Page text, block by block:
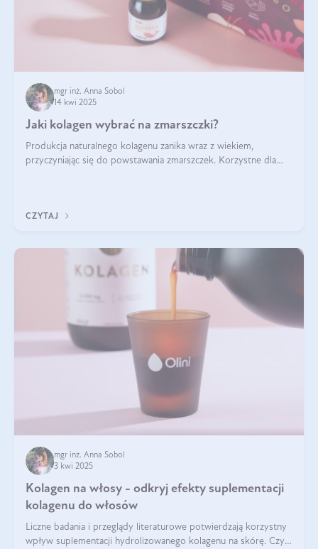
mgr inż. Anna Sobol
14 kwi 2025
Jaki kolagen wybrać na zmarszczki?
Produkcja naturalnego kolagenu zanika wraz z wiekiem,
przyczyniając się do powstawania zmarszczek. Korzystne dla
CZYTAJ
mgr inż. Anna Sobol
3 kwi 2025
Kolagen na włosy - odkryj efekty suplementacji
kolagenu do włosów
Liczne badania i przeglądy literaturowe potwierdzają korzystny
wpływ suplementacji hydrolizowanego kolagenu na skórę. Czy